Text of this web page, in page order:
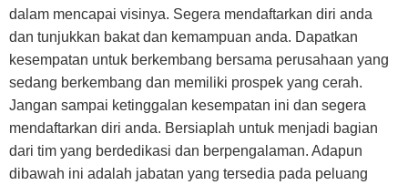
dalam mencapai visinya. Segera mendaftarkan diri anda
dan tunjukkan bakat dan kemampuan anda. Dapatkan
kesempatan untuk berkembang bersama perusahaan yang
sedang berkembang dan memiliki prospek yang cerah.
Jangan sampai ketinggalan kesempatan ini dan segera
mendaftarkan diri anda. Bersiaplah untuk menjadi bagian
dari tim yang berdedikasi dan berpengalaman. Adapun
dibawah ini adalah jabatan yang tersedia pada peluang